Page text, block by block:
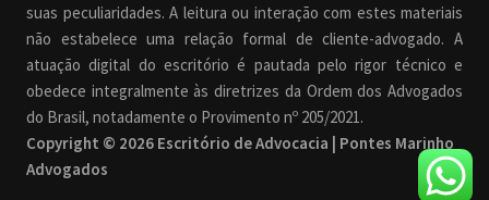
suas peculiaridades. A leitura ou interação com estes materiais
não estabelece uma relação formal de cliente-advogado. A
atuação digital do escritório é pautada pelo rigor técnico e
obedece integralmente às diretrizes da Ordem dos Advogados
do Brasil, notadamente o Provimento nº 205/2021.
Copyright © 2026 Escritório de Advocacia | Pontes Marinho
Advogados